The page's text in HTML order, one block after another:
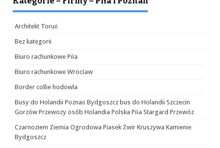
Architekt Toruń
Bez kategorii
Biuro rachunkowe Piła
Biuro rachunkowe Wrocław
Border collie hodowla
Busy do Holandii Poznań Bydgoszcz bus do Holandii Szczecin
Gorzów Przewozy osób Holandia Polska Piła Stargard Przewóz
Czarnoziem Ziemia Ogrodowa Piasek Żwir Kruszywa Kamienie
Bydgoszcz